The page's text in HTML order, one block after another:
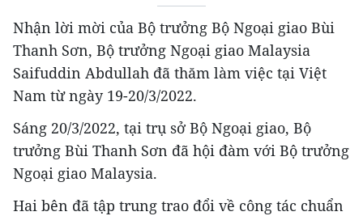
Nhận lời mời của Bộ trưởng Bộ Ngoại giao Bùi
Thanh Sơn, Bộ trưởng Ngoại giao Malaysia
Saifuddin Abdullah đã thăm làm việc tại Việt
Nam từ ngày 19-20/3/2022.
Sáng 20/3/2022, tại trụ sở Bộ Ngoại giao, Bộ
trưởng Bùi Thanh Sơn đã hội đàm với Bộ trưởng
Ngoại giao Malaysia.
Hai bên đã tập trung trao đổi về công tác chuẩn